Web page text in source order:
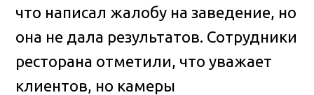
что написал жалобу на заведение, но
она не дала результатов. Сотрудники
ресторана отметили, что уважает
клиентов, но камеры